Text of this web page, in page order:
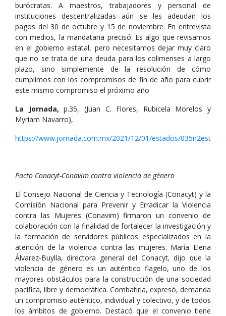
burócratas. A maestros, trabajadores y personal de
instituciones descentralizadas aún se les adeudan los
pagos del 30 de octubre y 15 de noviembre. En entrevista
con medios, la mandataria precisó: Es algo que revisamos
en el gobierno estatal, pero necesitamos dejar muy claro
que no se trata de una deuda para los colimenses a largo
plazo, sino simplemente de la resolución de cómo
cumplimos con los compromisos de fin de año para cubrir
este mismo compromiso el próximo año
La Jornada, p.35, (Juan C. Flores, Rubicela Morelos y
Myriam Navarro),
https://www.jornada.com.mx/2021/12/01/estados/035n2est
Pacto Conacyt-Conavim contra violencia de género
El Consejo Nacional de Ciencia y Tecnología (Conacyt) y la
Comisión Nacional para Prevenir y Erradicar la Violencia
contra las Mujeres (Conavim) firmaron un convenio de
colaboración con la finalidad de fortalecer la investigación y
la formación de servidores públicos especializados en la
atención de la violencia contra las mujeres. María Elena
Álvarez-Buylla, directora general del Conacyt, dijo que la
violencia de género es un auténtico flagelo, uno de los
mayores obstáculos para la construcción de una sociedad
pacífica, libre y democrática. Combatirla, expresó, demanda
un compromiso auténtico, individual y colectivo, y de todos
los ámbitos de gobierno. Destacó que el convenio tiene